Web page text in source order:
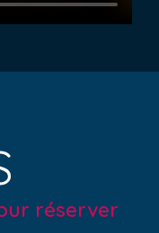
réserver